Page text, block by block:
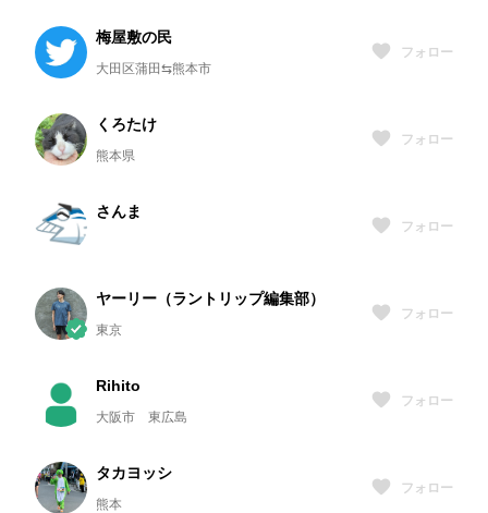
梅屋敷の民
大田区蒲田⇆熊本市
フォロー
くろたけ
熊本県
フォロー
さんま
フォロー
ヤーリー（ラントリップ編集部）
東京
フォロー
Rihito
大阪市 東広島
フォロー
タカヨッシ
熊本
フォロー